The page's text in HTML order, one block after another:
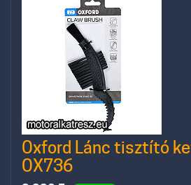
Oxford Lánc tisztító
OX736